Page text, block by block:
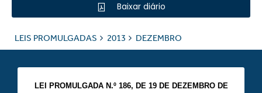
Baixar diário
LEIS PROMULGADAS 2013 DEZEMBRO
LEI PROMULGADA N.º 186, DE 19 DE DEZEMBRO DE